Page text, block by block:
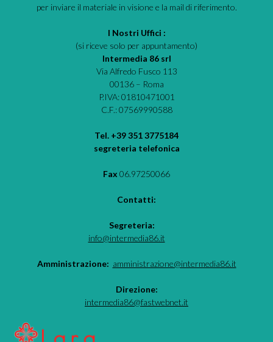
per inviare il materiale in visione e la mail di riferimento.
I Nostri Uffici :
(si riceve solo per appuntamento)
Intermedia 86 srl
Via Alfredo Fusco 113
00136 – Roma
P.IVA: 01810471001
C.F.: 07569990588
Tel. +39 351 3775184
segreteria telefonica
Fax 06.97250066
Contatti:
Segreteria:
info@intermedia86.it
Amministrazione: amministrazione@intermedia86.it
Direzione:
intermedia86@fastwebnet.it